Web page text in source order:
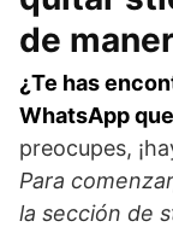
de
¿Te has
WhatsApp
preocupes,
Para
la sección de